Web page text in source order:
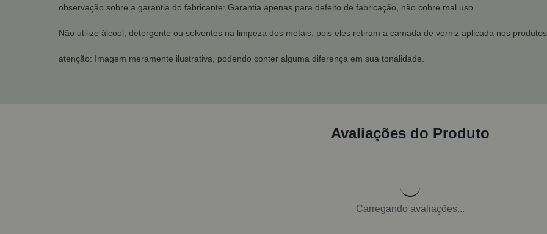
observação sobre a garantia do fabricante: Garantia apenas para defeito de fabricação, não cobre mal uso.
Não utilize álcool, detergente ou solventes na limpeza dos metais, pois eles retiram a camada de verniz aplicada nos
atenção: Imagem meramente ilustrativa, podendo conter alguma diferença em sua tonalidade.
Avaliações do Produto
Carregando avaliações...